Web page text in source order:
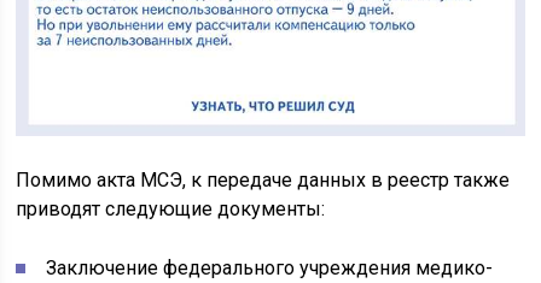
Помимо акта МСЭ, к передаче данных в реестр также
приводят следующие документы:
Заключение федерального учреждения медико-